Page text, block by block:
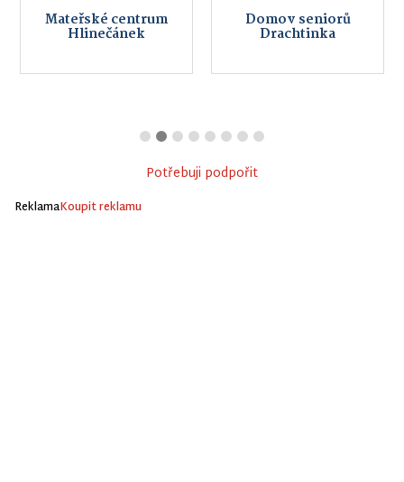
Mateřské centrum
Hlinečánek
Domov seniorů
Drachtinka
Potřebuji podpořit
ReklamaKoupit reklamu